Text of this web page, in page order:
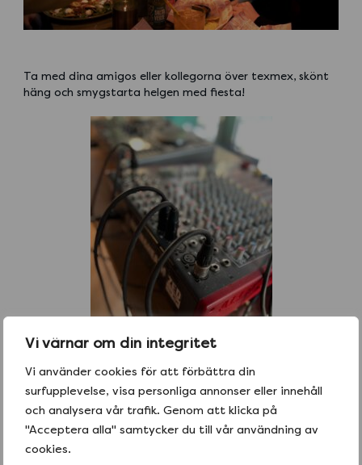
Vi värnar om din integritet
Vi använder cookies för att förbättra din
surfupplevelse, visa personliga annonser eller innehåll
och analysera vår trafik. Genom att klicka på
"Acceptera alla" samtycker du till vår användning av
cookies.
Ta med dina amigos eller kollegorna över texmex, skönt
häng och smygstarta helgen med fiesta!